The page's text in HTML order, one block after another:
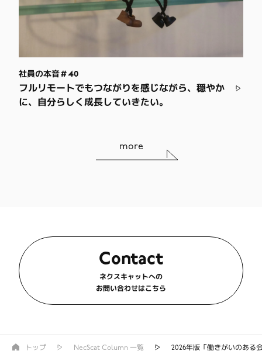
トップ NecScat Column 一覧 2026年版「働きがいのある
社員の本音＃40
フルリモートでもつながりを感じながら、穏やか
に、自分らしく成長していきたい。
more
Contact
ネクスキャットへの
お問い合わせはこちら